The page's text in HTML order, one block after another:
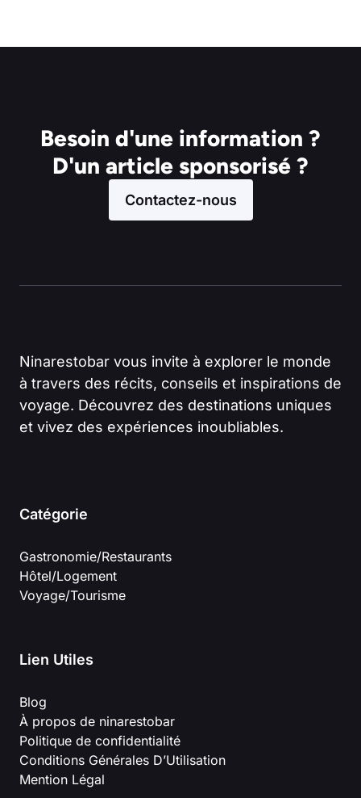
Besoin d'une information ?
D'un article sponsorisé ?
Contactez-nous
Ninarestobar vous invite à explorer le monde
à travers des récits, conseils et inspirations de
voyage. Découvrez des destinations uniques
et vivez des expériences inoubliables.
Catégorie
Gastronomie/Restaurants
Hôtel/Logement
Voyage/Tourisme
Lien Utiles
Blog
À propos de ninarestobar
Politique de confidentialité
Conditions Générales D’Utilisation
Mention Légal